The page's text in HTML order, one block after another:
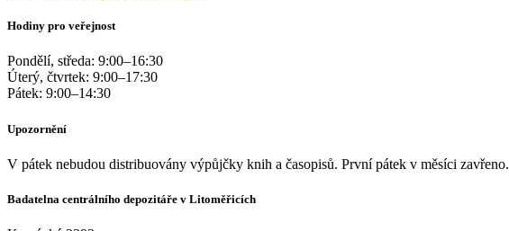
Hodiny pro veřejnost
Pondělí, středa: 9:00–16:30
Úterý, čtvrtek: 9:00–17:30
Pátek: 9:00–14:30
Upozornění
V pátek nebudou distribuovány výpůjčky knih a časopisů. První pátek v měsíci zavřeno.
Badatelna centrálního depozitáře v Litoměřicích